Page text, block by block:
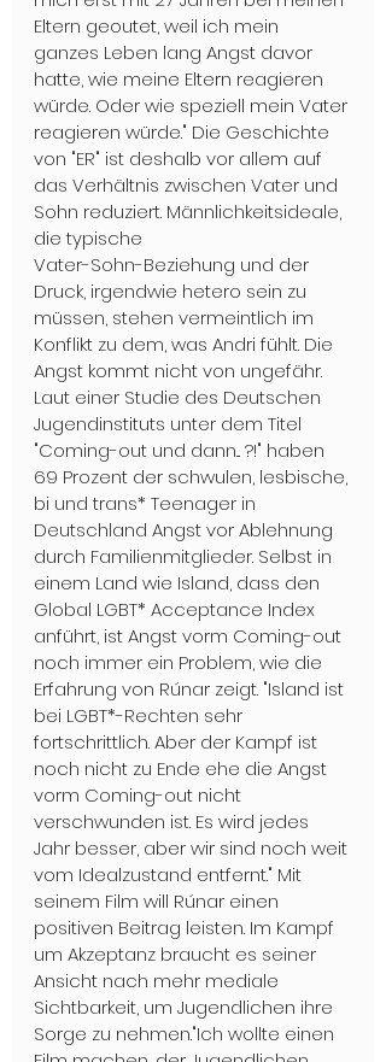
Eltern geoutet, weil ich mein
ganzes Leben lang Angst davor
hatte, wie meine Eltern reagieren
würde. Oder wie speziell mein Vater
reagieren würde." Die Geschichte
von "ER" ist deshalb vor allem auf
das Verhältnis zwischen Vater und
Sohn reduziert. Männlichkeitsideale,
die typische
Vater-Sohn-Beziehung und der
Druck, irgendwie hetero sein zu
müssen, stehen vermeintlich im
Konflikt zu dem, was Andri fühlt. Die
Angst kommt nicht von ungefähr.
Laut einer Studie des Deutschen
Jugendinstituts unter dem Titel
"Coming-out und dann... ?!" haben
69 Prozent der schwulen, lesbische,
bi und trans* Teenager in
Deutschland Angst vor Ablehnung
durch Familienmitglieder. Selbst in
einem Land wie Island, dass den
Global LGBT* Acceptance Index
anführt, ist Angst vorm Coming-out
noch immer ein Problem, wie die
Erfahrung von Rúnar zeigt. "Island ist
bei LGBT*-Rechten sehr
fortschrittlich. Aber der Kampf ist
noch nicht zu Ende ehe die Angst
vorm Coming-out nicht
verschwunden ist. Es wird jedes
Jahr besser, aber wir sind noch weit
vom Idealzustand entfernt." Mit
seinem Film will Rúnar einen
positiven Beitrag leisten. Im Kampf
um Akzeptanz braucht es seiner
Ansicht nach mehr mediale
Sichtbarkeit, um Jugendlichen ihre
Sorge zu nehmen."Ich wollte einen